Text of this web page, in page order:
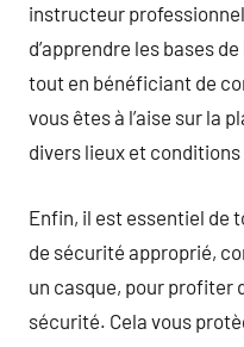
instructeur
d’apprendre les bases
tout en bénéficiant de
vous êtes à l’aise sur la
divers lieux et
Enfin, il est essentiel de
de sécurité approprié,
un casque, pour profiter
sécurité. Cela vous